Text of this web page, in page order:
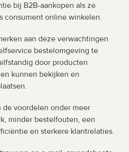
bij B2B-aankopen als ze
consument online winkelen.
aan deze verwachtingen
bestelomgeving te
door producten
kunnen bekijken en
voordelen onder meer
minder bestelfouten, een
en sterkere klantrelaties.